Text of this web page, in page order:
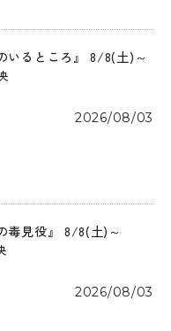
いるところ』 8/8(土)～
2026/08/03
毒見役』 8/8(土)～
2026/08/03